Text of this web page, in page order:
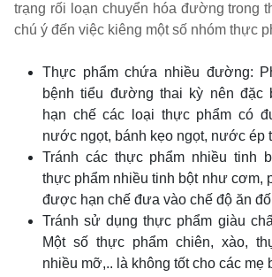
trạng rối loạn chuyển hóa đường trong
chú ý đến việc kiêng một số nhóm thực
Thực phẩm chứa nhiều đường:
bệnh tiểu đường thai kỳ nên đặc
hạn chế các loại thực phẩm có
nước ngọt, bánh kẹo ngọt, nước ép
Tránh các thực phẩm nhiều tinh
thực phẩm nhiều tinh bột như cơm,
được hạn chế đưa vào chế độ ăn
Tránh sử dụng thực phẩm giàu
Một số thực phẩm chiên, xào,
nhiều mỡ,.. là không tốt cho các mẹ